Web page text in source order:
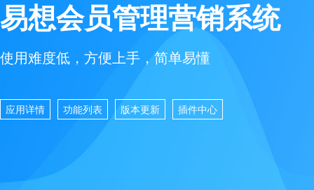
易想会员管理营销系统
使用难度低，方便上手，简单易懂
应用详情 功能列表 版本更新 插件中心